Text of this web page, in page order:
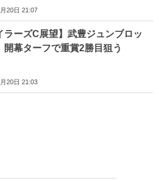
20日 21:07
ラーズC展望】武豊ジュンブロッ
幕ターフで重賞2勝目狙う
20日 21:03